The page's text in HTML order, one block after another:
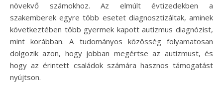
növekvő számokhoz. Az elmúlt évtizedekben a
szakemberek egyre több esetet diagnosztizáltak, aminek
következtében több gyermek kapott autizmus diagnózist,
mint korábban. A tudományos közösség folyamatosan
dolgozik azon, hogy jobban megértse az autizmust, és
hogy az érintett családok számára hasznos támogatást
nyújtson.